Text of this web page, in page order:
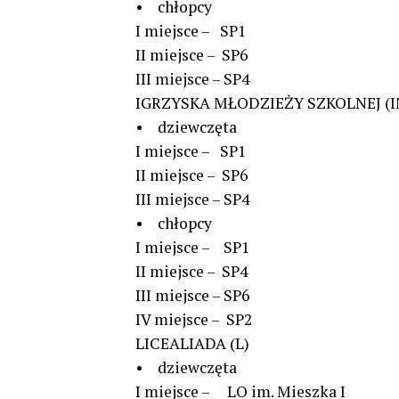
• chłopcy
I miejsce – SP1
II miejsce – SP6
III miejsce – SP4
IGRZYSKA MŁODZIEŻY SZKOLNEJ
• dziewczęta
I miejsce – SP1
II miejsce – SP6
III miejsce – SP4
• chłopcy
I miejsce – SP1
II miejsce – SP4
III miejsce – SP6
IV miejsce – SP2
LICEALIADA (L)
• dziewczęta
I miejsce – LO im. Mieszka I